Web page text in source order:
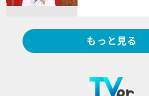
もっと見る